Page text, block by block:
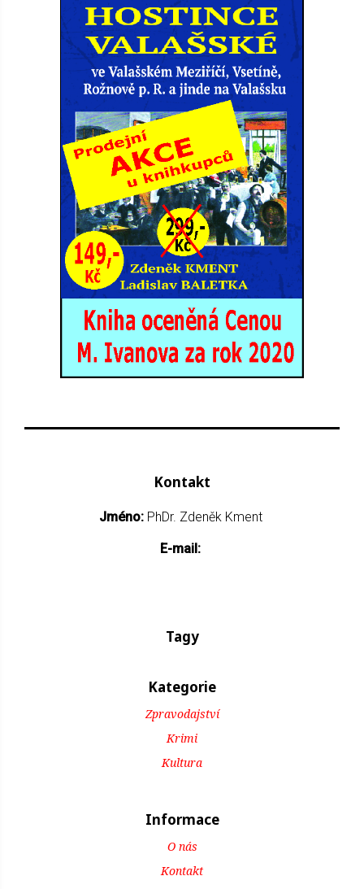
Kontakt
Jméno: PhDr. Zdeněk Kment
E-mail:
Tagy
Kategorie
Zpravodajství
Krimi
Kultura
Informace
O nás
Kontakt